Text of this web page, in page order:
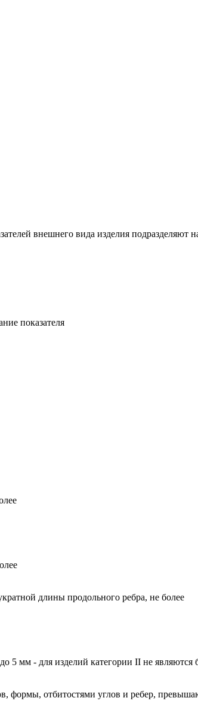
внешнего вида изделия подразделяют
показателя
длины продольного ребра, не более
5 мм - для изделий категории II не
формы, отбитостями углов и ребер,